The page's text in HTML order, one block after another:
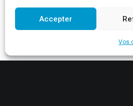
Accepter
Vos
INSCRIPTION